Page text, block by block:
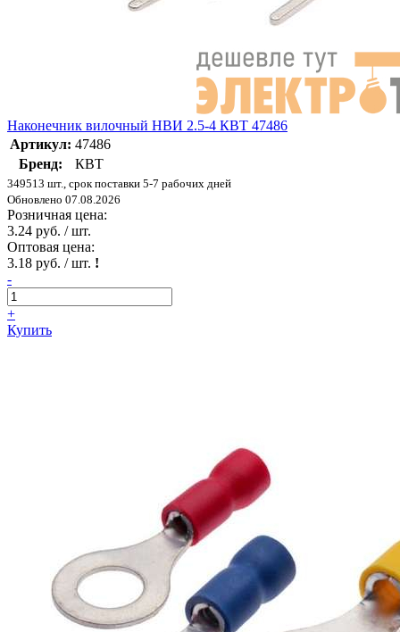
Наконечник вилочный НВИ 2.5-4 КВТ 47486
Артикул: 47486
Бренд:
КВТ
349513 шт., срок поставки 5-7 рабочих дней
Обновлено 07.08.2026
Розничная цена:
3.24 руб. / шт.
Оптовая цена:
3.18 руб. / шт. !
-
+
Купить